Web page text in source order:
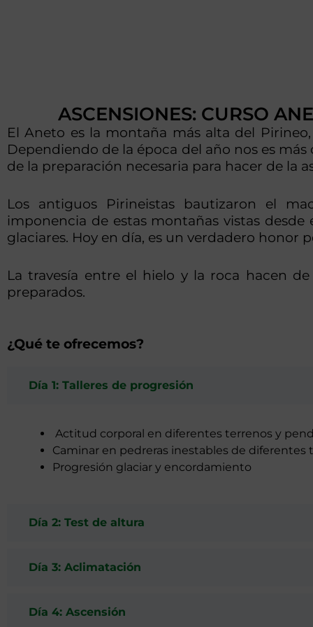
ASCENSIONES: CURSO
El Aneto es la montaña más alta del
Dependiendo de la época del año nos es
de la preparación necesaria para hacer de la
Los antiguos Pirineistas bautizaron el
imponencia de estas montañas vistas
glaciares. Hoy en día, es un verdadero honor
La travesía entre el hielo y la roca hacen
preparados.
¿Qué te ofrecemos?
Día 1: Talleres de progresión
Actitud corporal en diferentes terrenos y
Caminar en pedreras inestables de diferentes
Progresión glaciar y encordamiento
Día 2: Test de altura
Día 3: Aclimatación
Día 4: Ascensión